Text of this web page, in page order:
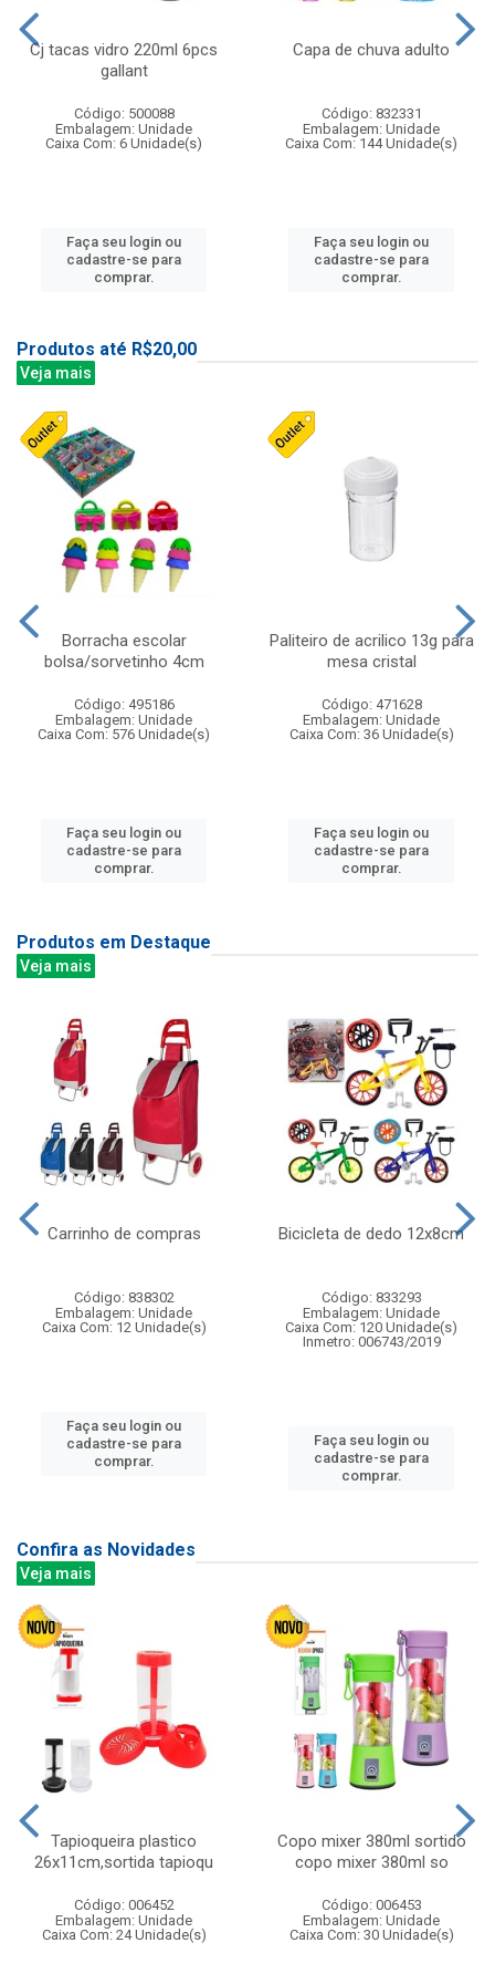
Cj tacas vidro 220ml 6pcs
gallant
Código: 500088
Embalagem: Unidade
Caixa Com: 6 Unidade(s)
Faça seu login ou
cadastre-se para
comprar.
Capa de chuva adulto
Código: 832331
Embalagem: Unidade
Caixa Com: 144 Unidade(s)
Faça seu login ou
cadastre-se para
comprar.
Produtos até R$20,00
Veja mais
Borracha escolar
bolsa/sorvetinho 4cm
Código: 495186
Embalagem: Unidade
Caixa Com: 576 Unidade(s)
Faça seu login ou
cadastre-se para
comprar.
Paliteiro de acrilico 13g para
mesa cristal
Código: 471628
Embalagem: Unidade
Caixa Com: 36 Unidade(s)
Faça seu login ou
cadastre-se para
comprar.
Produtos em Destaque
Veja mais
Carrinho de compras
Código: 838302
Embalagem: Unidade
Caixa Com: 12 Unidade(s)
Faça seu login ou
cadastre-se para
comprar.
Bicicleta de dedo 12x8cm
Código: 833293
Embalagem: Unidade
Caixa Com: 120 Unidade(s)
Inmetro: 006743/2019
Faça seu login ou
cadastre-se para
comprar.
Confira as Novidades
Veja mais
Tapioqueira plastico
26x11cm,sortida tapioqu
Código: 006452
Embalagem: Unidade
Caixa Com: 24 Unidade(s)
Copo mixer 380ml sortido
copo mixer 380ml so
Código: 006453
Embalagem: Unidade
Caixa Com: 30 Unidade(s)